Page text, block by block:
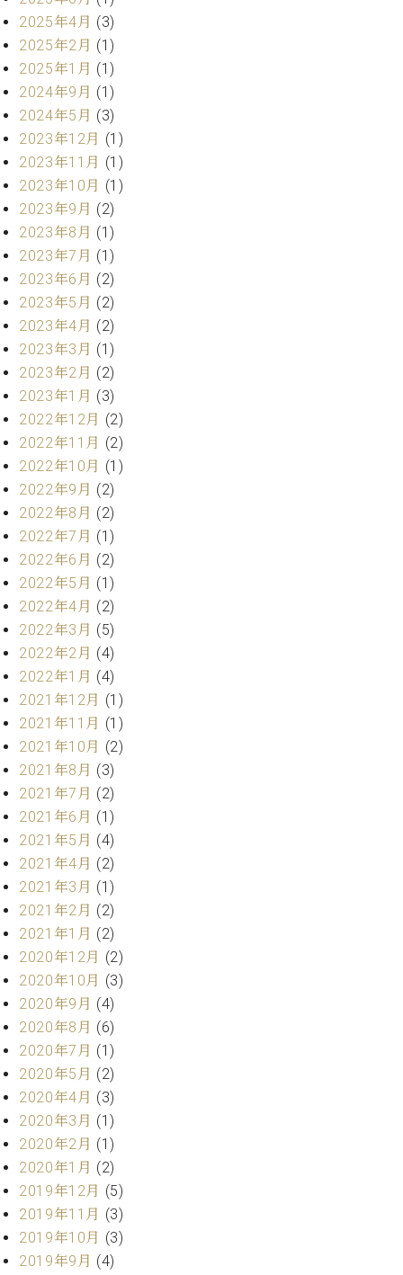
ド
ピ
ア
C.
ベ
ヒ
シ
ュ
タ
イ
ン
コ
ン
サ
ト
ア
ッ
プ
ラ
イ
ト
ピ
ア
ノ
C.
ヒ
シ
ュ
タ
イ
ン
レ
ジ
デ
ン
ス
ア
プ
ラ
イ
ト
ピ
ア
ノ
C.
ベ
ヒ
シ
ュ
タ
イ
ン
ア
カ
デ
ミ
ホ
ー
ス
タ
ジ
オ
納
入
音
楽
教
室
ご
愛
者
の
声
主
催
ベ
ン
ト
コ
ン
ク
楽
教
室
タ
イ
ン
・
セ
ト
ラ
ム
京
長
ご
挨
拶
展
情
報
ホー
ル・
スタ
ジオ
タル
ホー
ル・
スタ
ジオ
空き
状況
動
画
収
録
サ
ビ
ス
音
楽
教
ピ
ア
ノ
の
コ
ン
ェ
ル
ジ
ュ
ア
セ
ス
セン
トラ
ム東
京の
2025年4月 (3)
2025年2月 (1)
2025年1月 (1)
2024年9月 (1)
2024年5月 (3)
2023年12月 (1)
2023年11月 (1)
2023年10月 (1)
2023年9月 (2)
2023年8月 (1)
2023年7月 (1)
2023年6月 (2)
2023年5月 (2)
2023年4月 (2)
2023年3月 (1)
2023年2月 (2)
2023年1月 (3)
2022年12月 (2)
2022年11月 (2)
2022年10月 (1)
2022年9月 (2)
2022年8月 (2)
2022年7月 (1)
2022年6月 (2)
2022年5月 (1)
2022年4月 (2)
2022年3月 (5)
2022年2月 (4)
2022年1月 (4)
2021年12月 (1)
2021年11月 (1)
2021年10月 (2)
2021年8月 (3)
2021年7月 (2)
2021年6月 (1)
2021年5月 (4)
2021年4月 (2)
2021年3月 (1)
2021年2月 (2)
2021年1月 (2)
2020年12月 (2)
2020年10月 (3)
2020年9月 (4)
2020年8月 (6)
2020年7月 (1)
2020年5月 (2)
2020年4月 (3)
2020年3月 (1)
2020年2月 (1)
2020年1月 (2)
2019年12月 (5)
2019年11月 (3)
2019年10月 (3)
2019年9月 (4)